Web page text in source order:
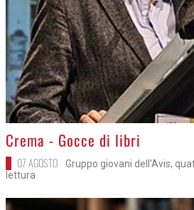
>
Crema - Gocce di libri
07 AGOSTO
Gruppo giovani dell'Avis,
lettura